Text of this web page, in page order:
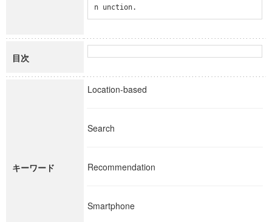
n unction.
目次
キーワード
Location-based
Search
Recommendation
Smartphone